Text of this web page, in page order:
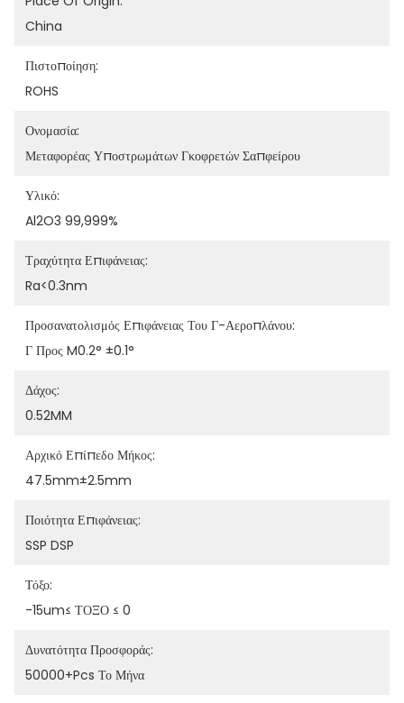
China
Πιστοποίηση:
ROHS
Ονομασία:
Μεταφορέας Υποστρωμάτων Γκοφρετών Σαπφείρου
Υλικό:
Al2O3 99,999%
Τραχύτητα Επιφάνειας:
Ra<0.3nm
Προσανατολισμός Επιφάνειας Του Γ-Αεροπλάνου:
Γ Προς M0.2° ±0.1°
Δάχος:
0.52MM
Αρχικό Επίπεδο Μήκος:
47.5mm±2.5mm
Ποιότητα Επιφάνειας:
SSP DSP
Τόξο:
-15um≤ ΤΟΞΟ ≤ 0
Δυνατότητα Προσφοράς:
50000+pcs Το Μήνα